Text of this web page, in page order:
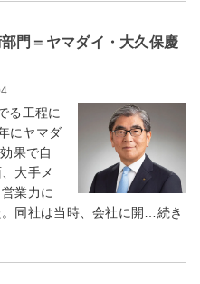
門＝ヤマダイ・大久保慶
る工程に
にヤマダ
果で自
大手メ
業力に
同社は当時、会社に開…続き